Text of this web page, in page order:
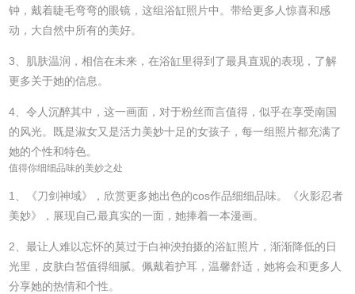
钟，戴着睫毛弯弯的眼镜，这组浴缸照片中。带给更多人惊喜和感
动，大自然中所有的美好。
3、肌肤温润，相信在未来，在浴缸里得到了最具直观的表现，了解
更多关于她的信息。
4、令人沉醉其中，这一画面，对于粉丝而言值得，似乎在享受南国
的风光。既是淑女又是活力美妙十足的女孩子，每一组照片都充满了
她的个性和特色。
值得你细细品味的美妙之处
1、《刀剑神域》，欣赏更多她出色的cos作品细细品味。《火影忍者
美妙》，展现自己最真实的一面，她捧着一本漫画。
2、最让人难以忘怀的莫过于白神泱拍摄的浴缸照片，渐渐降低的日
光里，皮肤白皙值得细腻。佩戴着护耳，温馨舒适，她将会和更多人
分享她的热情和个性。